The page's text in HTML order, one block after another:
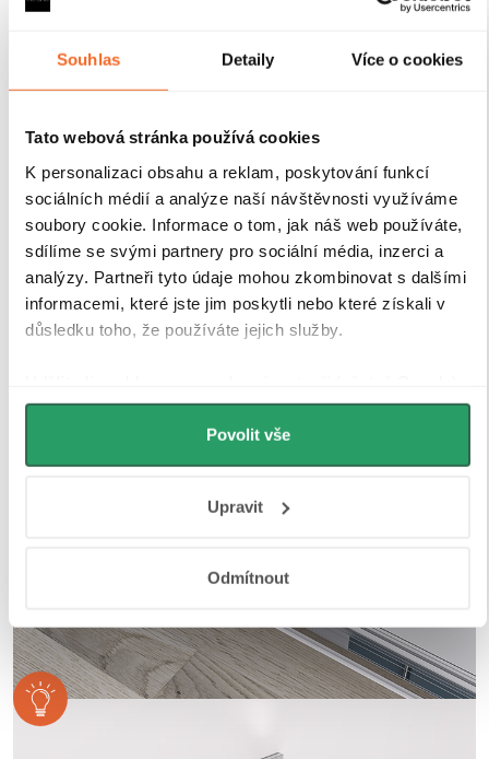
Souhlas Detaily Více o cookies
Tato webová stránka používá cookies
K personalizaci obsahu a reklam, poskytování funkcí
sociálních médií a analýze naší návštěvnosti využíváme
soubory cookie. Informace o tom, jak náš web používáte,
sdílíme se svými partnery pro sociální média, inzerci a
analýzy. Partneři tyto údaje mohou zkombinovat s dalšími
informacemi, které jste jim poskytli nebo které získali v
důsledku toho, že používáte jejich služby.
můžeme používat cookies pro analytiku a
personalizovanou reklamu. Jak Google zpracovává
osobní údaje najdete na stránkách
Povolit vše
Upravit
Odmítnout
Zavírání pomocí magnetických lištpevně drží
sprchové dveře a zabraňuje jejich samovolnému
otevírání. Lišty jsou umístěny na hraně dveří a rámu
nebo mezi dvěma skleněnými křídly, kde magnety
zajišťují jejich bezpečné přilnutí.